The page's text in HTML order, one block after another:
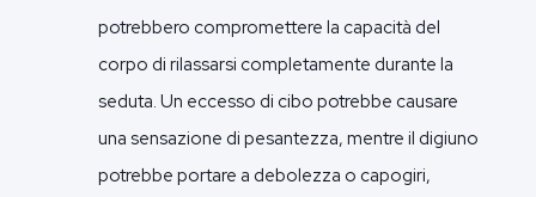
potrebbero compromettere la capacità del
corpo di rilassarsi completamente durante la
seduta. Un eccesso di cibo potrebbe causare
una sensazione di pesantezza, mentre il digiuno
potrebbe portare a debolezza o capogiri,